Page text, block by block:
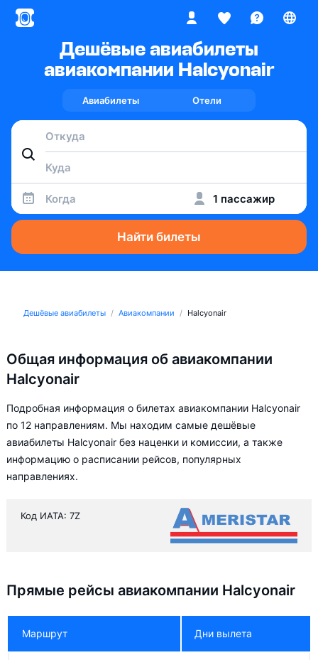
Дешёвые авиабилеты
авиакомпании Halcyonair
Авиабилеты Отели
Когда 1 пассажир
Найти билеты
Дешёвые авиабилеты Авиакомпании Halcyonair
Общая информация об авиакомпании
Halcyonair
Подробная информация о билетах авиакомпании Halcyonair
по 12 направлениям. Мы находим самые дешёвые
авиабилеты Halcyonair без наценки и комиссии, а также
информацию о расписании рейсов, популярных
направлениях.
Код ИАТА: 7Z
Прямые рейсы авиакомпании Halcyonair
Маршрут Дни вылета